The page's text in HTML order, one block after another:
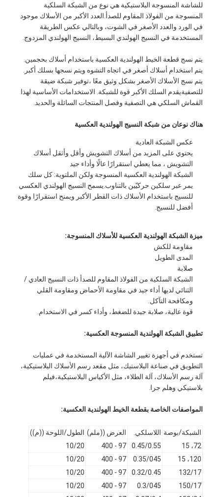
المنتجات
حول بنا
للشاشة المنسوجة البلاستيكية هي نوع من الشبكة السلكية
المنسوجة من الفولاذ المقاوم للصدأ.العدد الأكبر من الأسلاك موجود
في الورد والعدد الأصغر في الشوت، وبالتالي عكس الطريقة
المستخدمة في النسيج الهولندي البسيط، النسيج الهولندي المزدوج.
يتم نسج قطعة الخيط الهولندية العكسية باستخدام أسلاك بحجمين.
يتم استخدام أسلاك أصغر في اتجاه التشوه ويتم نسجها بسلك أكبر.
يتم نسج الأسلاك الأصغر بشكل وثيق معًا ،توفير شبكة ضيقة
للتصفيةيقدم السلك الأكبر قوة للشبكة. الاستخدامات الأساسية لهذا
القماش السلكي هي التصفية وفصل المنتجات السائلة والحديد.
هناك نوعان من شبكة النسيج الهولندية العكسية
عكس الشبكة العادية
يحتوي على المزيد من أسلاك التشويش وأقل وأثقل أسلاك
التشويش ، مما يعطي استقرارًا عالًا وأداء جيد
الشبكة الهولندية العكسية المنسوجة ولكن الملتوية: كل سلك
يمر عبر سلكين حركيّين بالتناوب.يسمح النسيج الهولندي العكسي
للنسيج باستخدام الأسلاك ذات القطر الأكبر ويمنح استقرارًا وقوة
أفضل للنسيج.
ميزة الشبكة الهولندية العكسية للأسلاك المنسوجة:
مقاومة للكش
المدى الطويل
صلابة
الشبكة السلكية من الفولاذ المقاوم للصدأ ذات النسيج العادي /
الثنائي لديها أداء جيد في مقاومة الأحماض ومقاومة القلي
ومكافحة التآكل.
قوة عالية، صلابة جيدة للضغط، وأداء كسر في الاستخدام.
تطبيق الشبكة الهولندية المنسوجة العكسية:
تستخدم في أجهزة تغيير الشاشة الآلية المستخدمة في عمليات
التطويق في صناعة البلاستيك، مثل مقعد رسم الأسلاك البلاستيكية،
آلة رسم الأسلاك، آلة الطلاء، مثل الأكياس البلاستيكية،فيلم
بلاستيكي وهلم جرا.
المواصفات الخاصة بقطعة الخيط الهولندية العكسية:
الشبكة/بوصة اللاسلكي. العرض ((ملم) الطول/اللوحة ((م))
72، 15
0.45/0.55
97 - 400
10/20
120، 15
0.35/045
97 - 400
10/20
132/17
0.32/0.45
97 - 400
10/20
150/17
0.3/045
97 - 400
10/20